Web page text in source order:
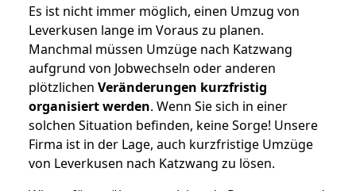
Es ist nicht immer möglich, einen Umzug von
Leverkusen lange im Voraus zu planen.
Manchmal müssen Umzüge nach Katzwang
aufgrund von Jobwechseln oder anderen
plötzlichen Veränderungen kurzfristig
organisiert werden. Wenn Sie sich in einer
solchen Situation befinden, keine Sorge! Unsere
Firma ist in der Lage, auch kurzfristige Umzüge
von Leverkusen nach Katzwang zu lösen.